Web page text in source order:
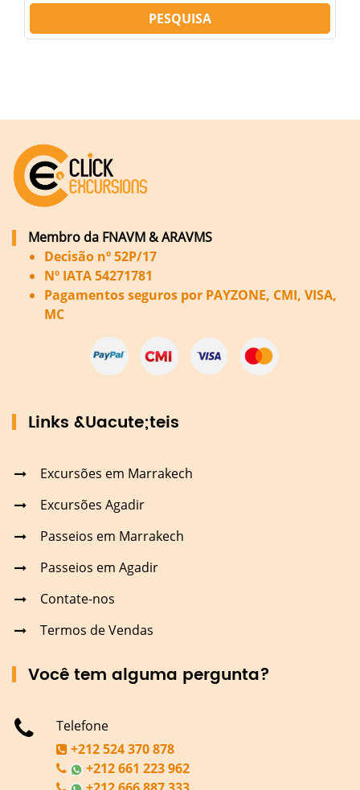
PESQUISA
Membro da FNAVM & ARAVMS
Decisão nº 52P/17
Nº IATA 54271781
Pagamentos seguros por PAYZONE, CMI, VISA,
MC
Links &Uacute;teis
Excursões em Marrakech
Excursões Agadir
Passeios em Marrakech
Passeios em Agadir
Contate-nos
Termos de Vendas
Você tem alguma pergunta?
Telefone
+212 524 370 878
+212 661 223 962